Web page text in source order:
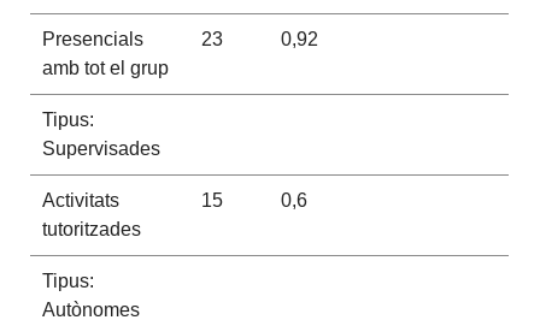
Presencials
amb tot el grup
23 0,92
Tipus:
Supervisades
Activitats
tutoritzades
15 0,6
Tipus:
Autònomes